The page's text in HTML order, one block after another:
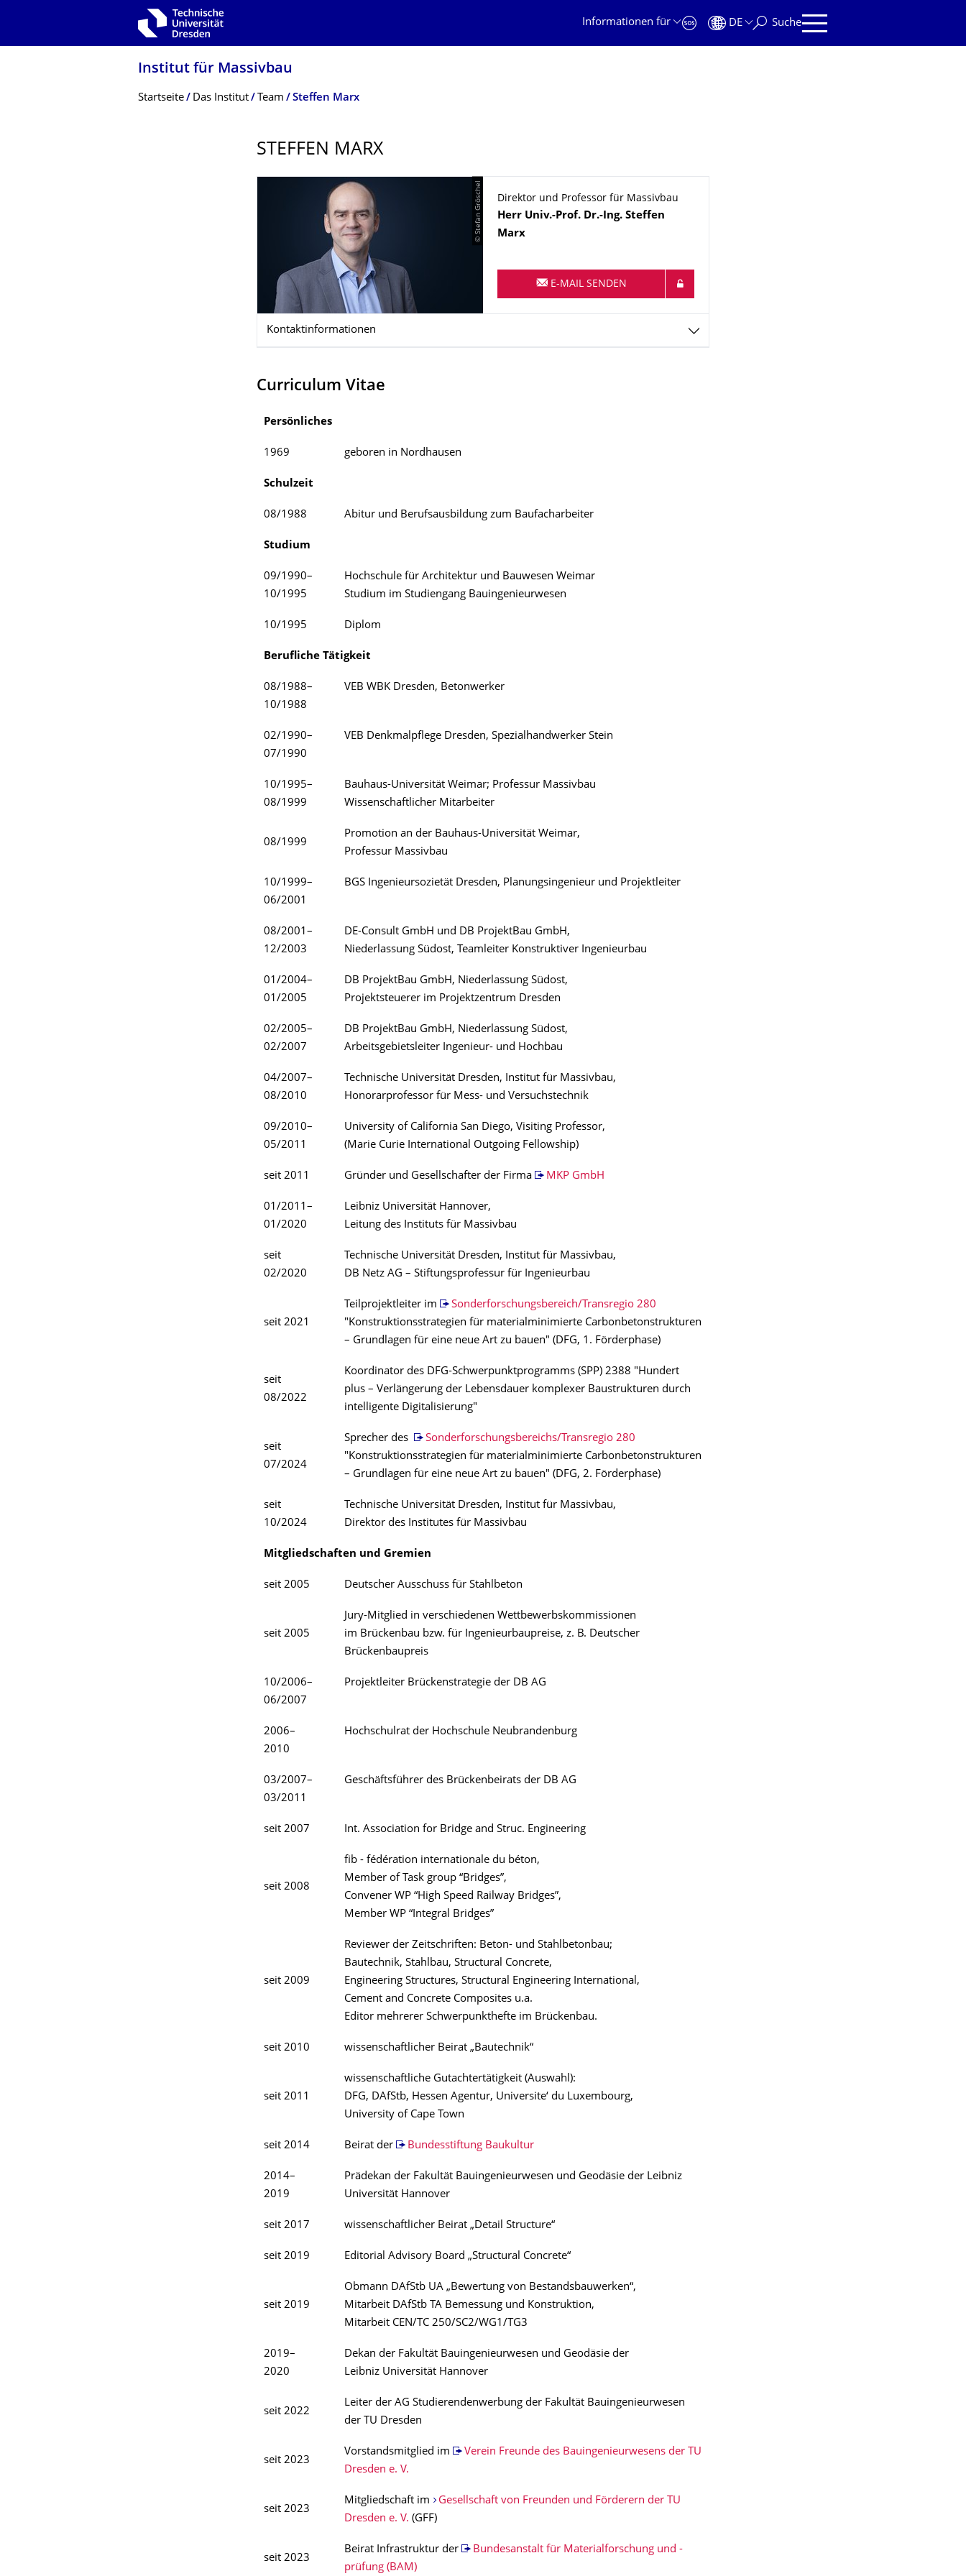
Zur Hauptnavigation springen
Informationen für
DE Suche
Institut für Massivbau
Breadcrumb-Menü
Startseite Das Institut Team Steffen Marx
STEFFEN MARX
© Stefan Gröschel
Direktor und Professor für Massivbau
Name
Herr Univ.-Prof. Dr.-Ing. Steffen
Marx
E-MAIL SENDEN
Kontaktinformationen
Curriculum Vitae
Persönliches
1969 geboren in Nordhausen
Schulzeit
08/1988 Abitur und Berufsausbildung zum Baufacharbeiter
Studium
09/1990–
10/1995
Hochschule für Architektur und Bauwesen Weimar
Studium im Studiengang Bauingenieurwesen
10/1995 Diplom
Berufliche Tätigkeit
08/1988–
10/1988
VEB WBK Dresden, Betonwerker
02/1990–
07/1990
VEB Denkmalpflege Dresden, Spezialhandwerker Stein
10/1995–
08/1999
Bauhaus-Universität Weimar; Professur Massivbau
Wissenschaftlicher Mitarbeiter
08/1999
Promotion an der Bauhaus-Universität Weimar,
Professur Massivbau
10/1999–
06/2001
BGS Ingenieursozietät Dresden, Planungsingenieur und Projektleiter
08/2001–
12/2003
DE-Consult GmbH und DB ProjektBau GmbH,
Niederlassung Südost, Teamleiter Konstruktiver Ingenieurbau
01/2004–
01/2005
DB ProjektBau GmbH, Niederlassung Südost,
Projektsteuerer im Projektzentrum Dresden
02/2005–
02/2007
DB ProjektBau GmbH, Niederlassung Südost,
Arbeitsgebietsleiter Ingenieur- und Hochbau
04/2007–
08/2010
Technische Universität Dresden, Institut für Massivbau,
Honorarprofessor für Mess- und Versuchstechnik
09/2010–
05/2011
University of California San Diego, Visiting Professor,
(Marie Curie International Outgoing Fellowship)
seit 2011 Gründer und Gesellschafter der Firma MKP GmbH
01/2011–
01/2020
Leibniz Universität Hannover,
Leitung des Instituts für Massivbau
seit
02/2020
Technische Universität Dresden, Institut für Massivbau,
DB Netz AG – Stiftungsprofessur für Ingenieurbau
seit 2021
Teilprojektleiter im
Sonderforschungsbereich/Transregio 280
"Konstruktionsstrategien für materialminimierte Carbonbetonstrukturen
– Grundlagen für eine neue Art zu bauen" (DFG, 1. Förderphase)
seit
08/2022
Koordinator des DFG-Schwerpunktprogramms (SPP) 2388 "Hundert
plus – Verlängerung der Lebensdauer komplexer Baustrukturen durch
intelligente Digitalisierung"
seit
07/2024
Sprecher des
Sonderforschungsbereichs/Transregio 280
"Konstruktionsstrategien für materialminimierte Carbonbetonstrukturen
– Grundlagen für eine neue Art zu bauen" (DFG, 2. Förderphase)
seit
10/2024
Technische Universität Dresden, Institut für Massivbau,
Direktor des Institutes für Massivbau
Mitgliedschaften und Gremien
seit 2005 Deutscher Ausschuss für Stahlbeton
seit 2005
Jury-Mitglied in verschiedenen Wettbewerbskommissionen
im Brückenbau bzw. für Ingenieurbaupreise, z. B. Deutscher
Brückenbaupreis
10/2006–
06/2007
Projektleiter Brückenstrategie der DB AG
2006–
2010
Hochschulrat der Hochschule Neubrandenburg
03/2007–
03/2011
Geschäftsführer des Brückenbeirats der DB AG
seit 2007 Int. Association for Bridge and Struc. Engineering
seit 2008
fib - fédération internationale du béton,
Member of Task group “Bridges”,
Convener WP “High Speed Railway Bridges”,
Member WP “Integral Bridges”
seit 2009
Reviewer der Zeitschriften: Beton- und Stahlbetonbau;
Bautechnik, Stahlbau, Structural Concrete,
Engineering Structures, Structural Engineering International,
Cement and Concrete Composites u.a.
Editor mehrerer Schwerpunkthefte im Brückenbau.
seit 2010 wissenschaftlicher Beirat „Bautechnik“
seit 2011
wissenschaftliche Gutachtertätigkeit (Auswahl):
DFG, DAfStb, Hessen Agentur, Universite‘ du Luxembourg,
University of Cape Town
seit 2014 Beirat der Bundesstiftung Baukultur
2014–
2019
Prädekan der Fakultät Bauingenieurwesen und Geodäsie der Leibniz
Universität Hannover
seit 2017 wissenschaftlicher Beirat „Detail Structure“
seit 2019 Editorial Advisory Board „Structural Concrete“
seit 2019
Obmann DAfStb UA „Bewertung von Bestandsbauwerken“,
Mitarbeit DAfStb TA Bemessung und Konstruktion,
Mitarbeit CEN/TC 250/SC2/WG1/TG3
2019–
2020
Dekan der Fakultät Bauingenieurwesen und Geodäsie der
Leibniz Universität Hannover
seit 2022
Leiter der AG Studierendenwerbung der Fakultät Bauingenieurwesen
der TU Dresden
seit 2023
Vorstandsmitglied im
Verein Freunde des Bauingenieurwesens der TU
Dresden e. V.
seit 2023
Mitgliedschaft im
Gesellschaft von Freunden und Förderern der TU
Dresden e. V. (GFF)
seit 2023
Beirat Infrastruktur der
Bundesanstalt für Materialforschung und -
prüfung (BAM)